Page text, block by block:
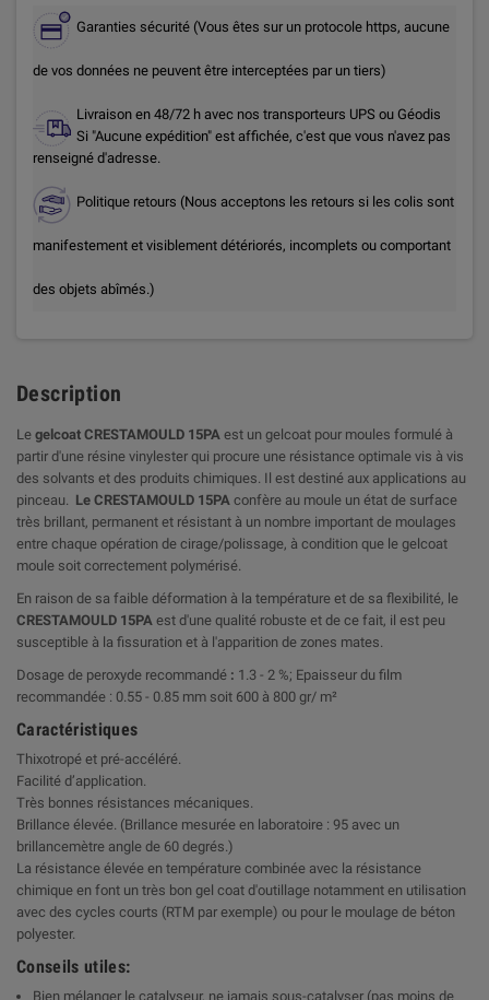
Garanties sécurité (Vous êtes sur un protocole https, aucune
de vos données ne peuvent être interceptées par un tiers)
Livraison en 48/72 h avec nos transporteurs UPS ou Géodis
Si "Aucune expédition" est affichée, c'est que vous n'avez pas
renseigné d'adresse.
Politique retours (Nous acceptons les retours si les colis sont
manifestement et visiblement détériorés, incomplets ou comportant
des objets abîmés.)
Description
Le gelcoat CRESTAMOULD 15PA est un gelcoat pour moules formulé à
partir d'une résine vinylester qui procure une résistance optimale vis à vis
des solvants et des produits chimiques. Il est destiné aux applications au
pinceau. Le CRESTAMOULD 15PA confère au moule un état de surface
très brillant, permanent et résistant à un nombre important de moulages
entre chaque opération de cirage/polissage, à condition que le gelcoat
moule soit correctement polymérisé.
En raison de sa faible déformation à la température et de sa flexibilité, le
CRESTAMOULD 15PA est d'une qualité robuste et de ce fait, il est peu
susceptible à la fissuration et à l'apparition de zones mates.
Dosage de peroxyde recommandé : 1.3 - 2 %; Epaisseur du film
recommandée : 0.55 - 0.85 mm soit 600 à 800 gr/ m²
Caractéristiques
Thixotropé et pré-accéléré.
Facilité d’application.
Très bonnes résistances mécaniques.
Brillance élevée. (Brillance mesurée en laboratoire : 95 avec un
brillancemètre angle de 60 degrés.)
La résistance élevée en température combinée avec la résistance
chimique en font un très bon gel coat d'outillage notamment en utilisation
avec des cycles courts (RTM par exemple) ou pour le moulage de béton
polyester.
Conseils utiles:
Bien mélanger le catalyseur, ne jamais sous-catalyser (pas moins de